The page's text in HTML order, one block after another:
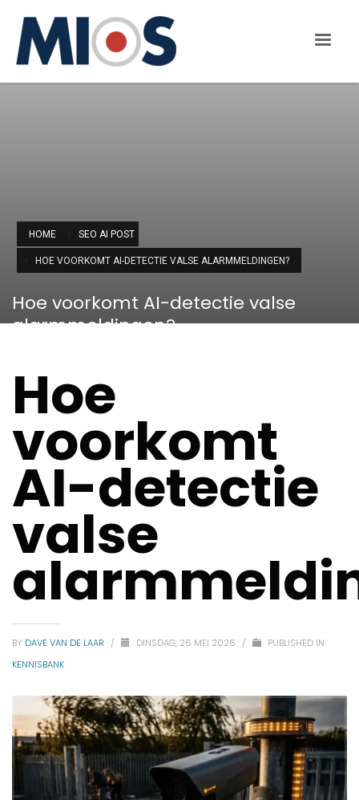
HOME SEO AI POST
HOE VOORKOMT AI-DETECTIE VALSE ALARMMELDINGEN?
Hoe voorkomt AI-detectie valse
alarmmeldingen?
Hoe
voorkomt
AI-detectie
valse
BY DAVE VAN DE LAAR / DINSDAG, 26 MEI 2026 /
PUBLISHED IN
KENNISBANK